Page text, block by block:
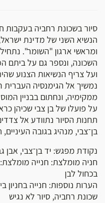
סיור בשכונת רחביה בעקבות
הנשיא השני של מדינת
ומראשי ארגון "השומר".
השכונה, ונספר גם על ביתם
ועל צריף הנשיאות הצנוע
נמשיך אל הגימנסיה העברית
ממקימיה, ונחתום בבניין
על פועלו של בן צבי שכיהן
תחנות הסיור נתוודע אל
בן־צבי, מנהיג בגובה
נקודת מפגש: יד בן־צבי, אבן
חניה מומלצת: חנייה מומלצת:
בכחול לבן
הערות נוספות: חנייה בחניון
שכונת רחביה, סיור לא נגיש